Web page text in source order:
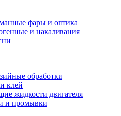
фары и оптика
и накаливания
обработки
клей
жидкости двигателя
и промывки